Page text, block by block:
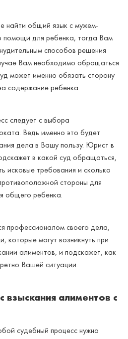
найти общий язык с мужем-
помощи для ребенка, тогда Вам
способов решения
Вам необходимо обращаться
может именно обязать сторону
содержание ребенка.
следует с выбора
Ведь именно это будет
дела в Вашу пользу. Юрист в
в какой суд обращаться,
исковые требования и сколько
стороны для
общего ребенка.
профессионалом своего дела,
которые могут возникнуть при
алиментов, и подскажет, как
Вашей ситуации.
алиментов с
судебный процесс нужно